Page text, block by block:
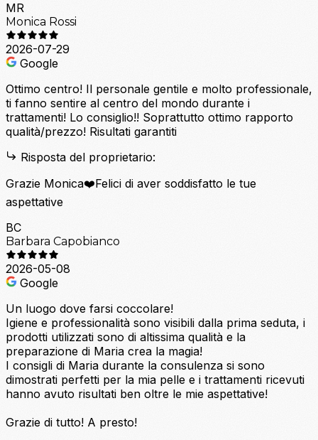
MR
Monica Rossi
2026-07-29
Google
Ottimo centro! Il personale gentile e molto professionale,
ti fanno sentire al centro del mondo durante i
trattamenti! Lo consiglio!! Soprattutto ottimo rapporto
qualità/prezzo! Risultati garantiti
Risposta del proprietario:
Grazie Monica❤️Felici di aver soddisfatto le tue
aspettative
BC
Barbara Capobianco
2026-05-08
Google
Un luogo dove farsi coccolare!
Igiene e professionalità sono visibili dalla prima seduta, i
prodotti utilizzati sono di altissima qualità e la
preparazione di Maria crea la magia!
I consigli di Maria durante la consulenza si sono
dimostrati perfetti per la mia pelle e i trattamenti ricevuti
hanno avuto risultati ben oltre le mie aspettative!
Grazie di tutto! A presto!